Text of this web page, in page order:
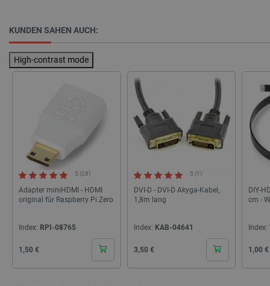
KUNDEN SAHEN AUCH:
High-contrast mode
5 (28)
Adapter miniHDMI - HDMI
original für Raspberry Pi Zero
Index: RPI-08765
Cena
1,50 €
5 (1)
DVI-D - DVI-D Akyga-Kabel,
1,8m lang
Index: KAB-04641
Cena
3,50 €
DIY-
cm -
Index:
Cena
1,00 €
Name
VISITOR_PRIVACY_METADATA
.youtube.com
critAccountId
9
Datenschutzerklärung von Google